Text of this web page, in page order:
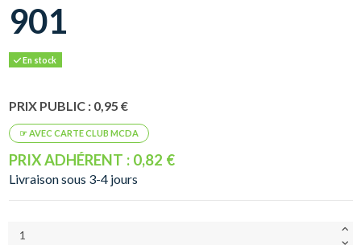
901
En stock
PRIX PUBLIC : 0,95 €
PRIX ADHÉRENT : 0,82 €
Livraison sous 3-4 jours